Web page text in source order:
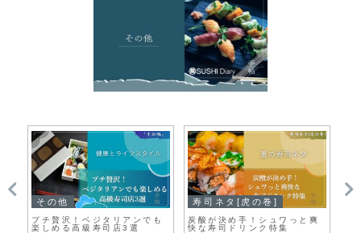
その他
プチ贅沢！ベジタリアンでも
楽しめる高級寿司店3選
寿司ネタ[虎の巻]
炭酸が決め手！シュワっと爽
快な寿司ドリンク特集